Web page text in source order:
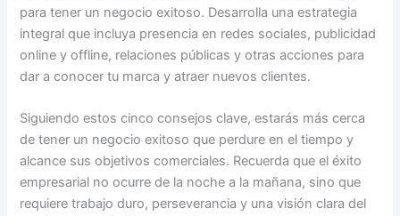
para tener un negocio exitoso. Desarrolla una estrategia
integral que incluya presencia en redes sociales, publicidad
online y offline, relaciones públicas y otras acciones para
dar a conocer tu marca y atraer nuevos clientes.
Siguiendo estos cinco consejos clave, estarás más cerca
de tener un negocio exitoso que perdure en el tiempo y
alcance sus objetivos comerciales. Recuerda que el éxito
empresarial no ocurre de la noche a la mañana, sino que
requiere trabajo duro, perseverancia y una visión clara del